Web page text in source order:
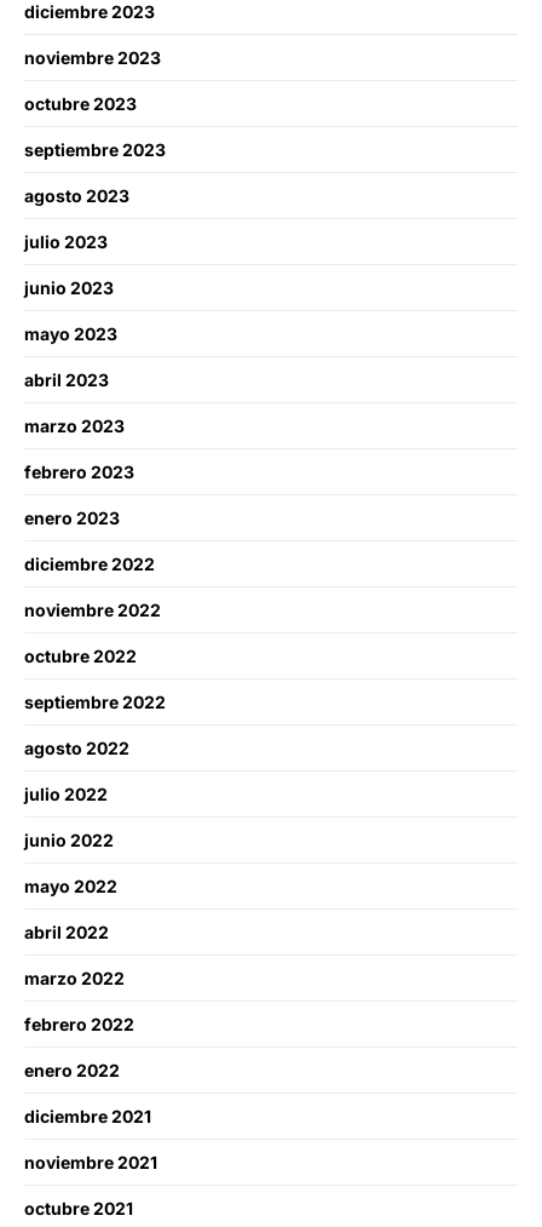
diciembre 2023
noviembre 2023
octubre 2023
septiembre 2023
agosto 2023
julio 2023
junio 2023
mayo 2023
abril 2023
marzo 2023
febrero 2023
enero 2023
diciembre 2022
noviembre 2022
octubre 2022
septiembre 2022
agosto 2022
julio 2022
junio 2022
mayo 2022
abril 2022
marzo 2022
febrero 2022
enero 2022
diciembre 2021
noviembre 2021
octubre 2021